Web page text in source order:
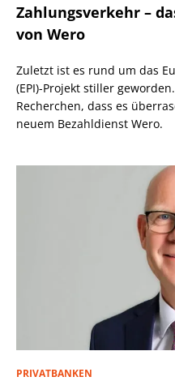
Zahlungsverkehr –
von Wero
Zuletzt ist es rund um das
(EPI)-Projekt stiller
Recherchen, dass es
neuem Bezahldienst Wero.
PRIVATBANKEN